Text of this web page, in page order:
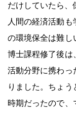
だけしていたら、
人間の経済活動
の環境保全は難し
博士課程修了後は
活動分野に携わっ
りました。ちょ
時期だったので、